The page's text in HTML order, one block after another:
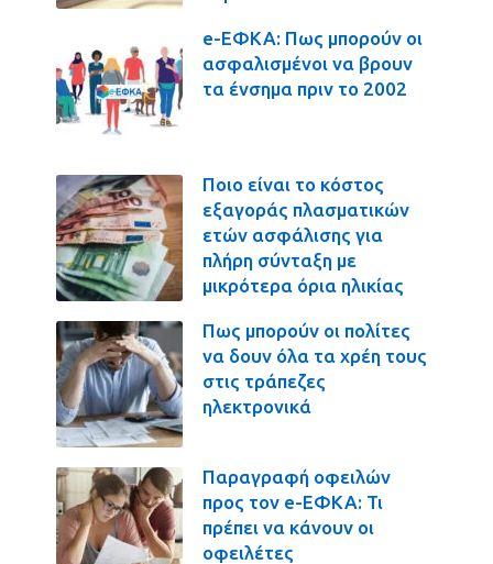
e-ΕΦΚΑ: Πως μπορούν οι
ασφαλισμένοι να βρουν
τα ένσημα πριν το 2002
Ποιο είναι το κόστος
εξαγοράς πλασματικών
ετών ασφάλισης για
πλήρη σύνταξη με
μικρότερα όρια ηλικίας
Πως μπορούν οι πολίτες
να δουν όλα τα χρέη τους
στις τράπεζες
ηλεκτρονικά
Παραγραφή οφειλών
προς τον e-ΕΦΚΑ: Τι
πρέπει να κάνουν οι
οφειλέτες